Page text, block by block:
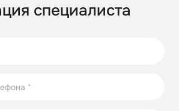
специалиста